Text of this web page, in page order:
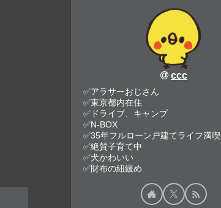
ccc
✅アラサーおじさん
✅東京都内在住
✅ドライブ、キャンプ
✅N-BOX
✅35年フルローン戸建てライフ満喫
✅絶賛子育て中
✅犬かわいい
✅財布の紐緩め